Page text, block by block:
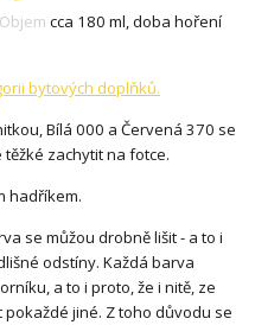
cca 180 ml, doba hoření
bytových doplňků.
Bílá 000 a Červená 370 se
zachytit na fotce.
hadříkem.
se můžou drobně lišit - a to i
odstíny. Každá barva
a to i proto, že i nitě, ze
jiné. Z toho důvodu se